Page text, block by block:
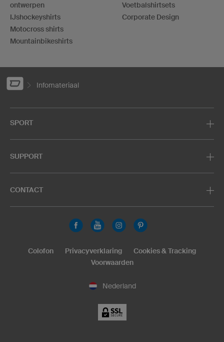
ontwerpen
IJshockeyshirts
Motocross shirts
Mountainbikeshirts
Voetbalshirtsets
Corporate Design
Infomateriaal
SPORT
SUPPORT
CONTACT
Nederland
Colofon Privacyverklaring
Cookies & Tracking
Voorwaarden